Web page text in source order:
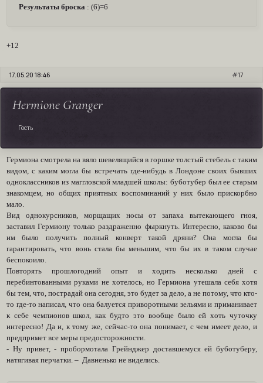
Результаты броска : (6)=6
+12
17
17.05.20 18:46
Hermione Granger
Гость
Гермиона смотрела на вяло шевелящийся в горшке толстый стебель с таким
видом, с каким могла бы встречать где-нибудь в Лондоне своих бывших
одноклассников из маггловской младшей школы: буботубер был ее старым
знакомцем, но общих приятных воспоминаний у них было прискорбно
мало.
Вид однокурсников, морщащих носы от запаха вытекающего гноя,
заставил Гермиону только раздраженно фыркнуть. Интересно, каково бы
им было получить полный конверт такой дряни? Она могла бы
гарантировать, что вонь стала бы меньшим, что бы их в таком случае
беспокоило.
Повторять прошлогодний опыт и ходить несколько дней с
перебинтованными руками не хотелось, но Гермиона утешала себя хотя
бы тем, что, пострадай она сегодня, это будет за дело, а не потому, что кто-
то где-то написал, что она балуется приворотными зельями и приманивает
к себе чемпионов школ, как будто это вообще было ей хоть чуточку
интересно! Да и, к тому же, сейчас-то она понимает, с чем имеет дело, и
предпримет все меры предосторожности.
- Ну привет, - пробормотала Грейнджер доставшемуся ей буботуберу,
натягивая перчатки. – Давненько не виделись.